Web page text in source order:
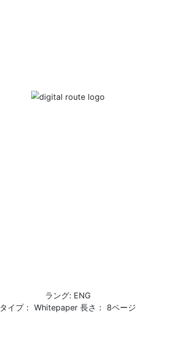
ラング: ENG
タイプ： Whitepaper 長さ： 8ページ